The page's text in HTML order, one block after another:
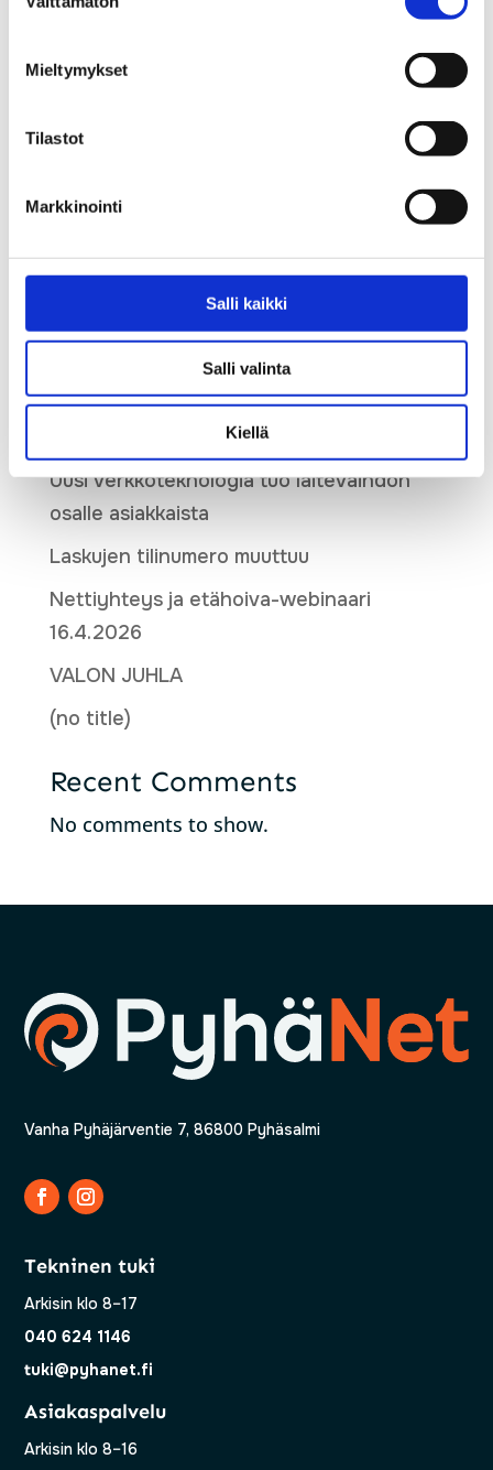
valinta
Mieltymykset
Tilastot
Markkinointi
Salli kaikki
Salli valinta
Kiellä
lauantaina 21.2.2026 klo 14-17 (HUOM
Toimintakeskus Kirsulle,...
Julkinen kuuleminen maaseuturahaston
« Older Entries
Uusi verkkoteknologia tuo laitevaihdon
osalle asiakkaista
Laskujen tilinumero muuttuu
Nettiyhteys ja etähoiva-webinaari
16.4.2026
VALON JUHLA
(no title)
Recent Comments
No comments to show.
Vanha Pyhäjärventie 7, 86800 Pyhäsalmi
Tekninen tuki
Arkisin klo 8–17
040 624 1146
tuki@pyhanet.fi
Asiakaspalvelu
Arkisin klo 8–16